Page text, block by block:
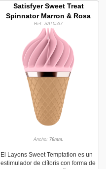
Satisfyer Sweet Treat
Spinnator Marron & Rosa
Ref. SAT0537
Ancho: 76mm.
El Layons Sweet Temptation es un
estimulador de clítoris con forma de